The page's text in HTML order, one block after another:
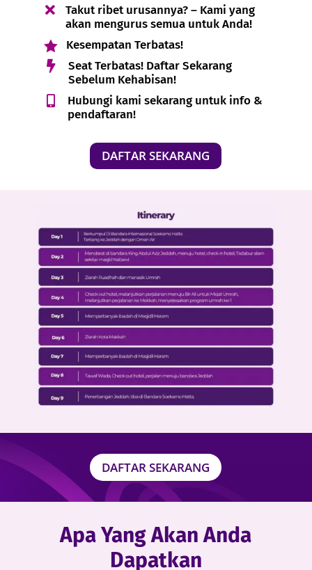

Takut ribet urusannya? – Kami yang
akan mengurus semua untuk Anda!

Kesempatan Terbatas!

Seat Terbatas! Daftar Sekarang
Sebelum Kehabisan!

Hubungi kami sekarang untuk info &
pendaftaran!
DAFTAR SEKARANG
DAFTAR SEKARANG
Apa Yang Akan Anda
Dapatkan